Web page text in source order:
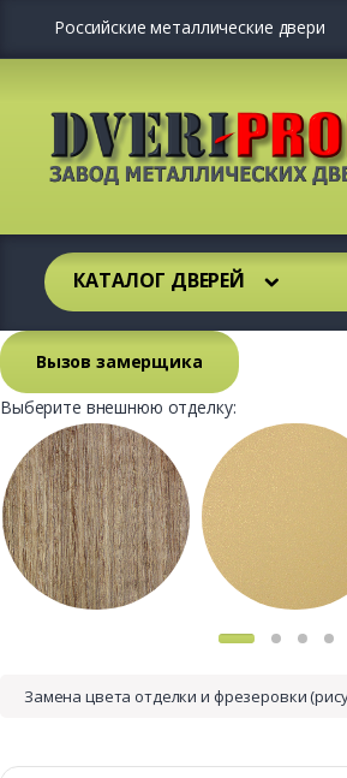
Российские металлические двери
КАТАЛОГ ДВЕРЕЙ
Вызов замерщика
Выберите внешнюю отделку:
Замена цвета отделки и фрезеровки